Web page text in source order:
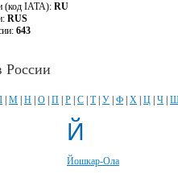
(код IATA): RU
RUS
643
России
М Н О П Р С Т| У Ф Х Ц Ч
Й
Йошкар-Ола